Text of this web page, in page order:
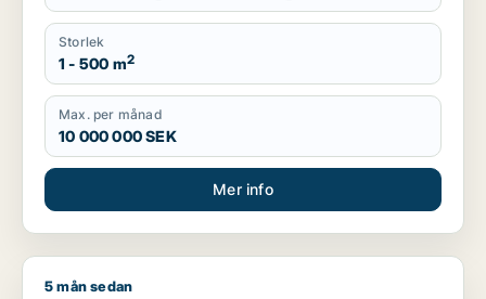
Storlek
1 - 500 m2
Max. per månad
10 000 000 SEK
Mer info
Ibrahim söker kontor, lager, industrilokal, klinik,
5 mån sedan